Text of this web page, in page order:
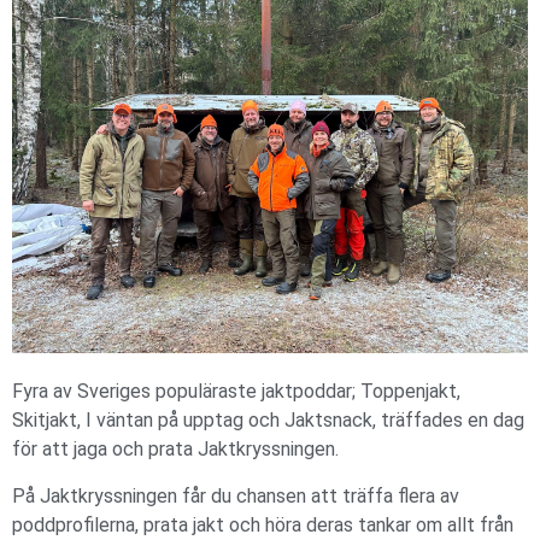
Fyra av Sveriges populäraste jaktpoddar; Toppenjakt,
Skitjakt, I väntan på upptag och Jaktsnack, träffades en dag
för att jaga och prata Jaktkryssningen.
På Jaktkryssningen får du chansen att träffa flera av
poddprofilerna, prata jakt och höra deras tankar om allt från